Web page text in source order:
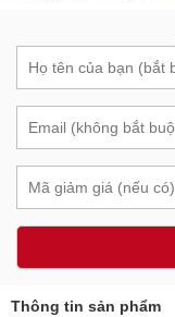
Thông tin sản phẩm